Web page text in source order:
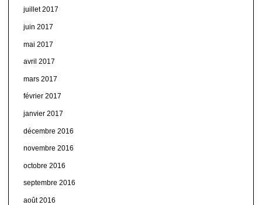
juillet 2017
juin 2017
mai 2017
avril 2017
mars 2017
février 2017
janvier 2017
décembre 2016
novembre 2016
octobre 2016
septembre 2016
août 2016